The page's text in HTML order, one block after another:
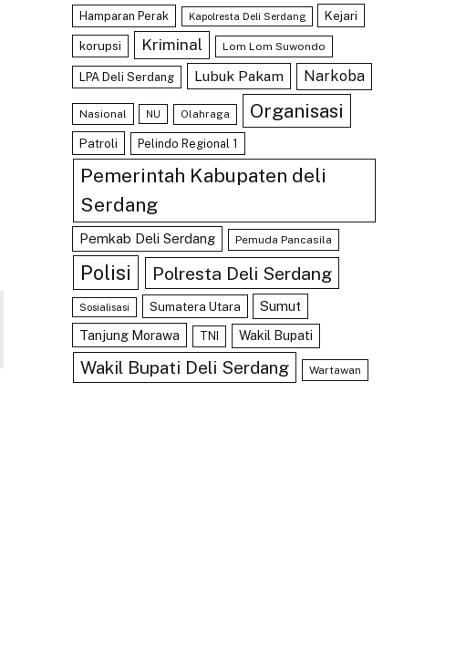
Hamparan Perak Kapolresta Deli Serdang Kejari
korupsi Kriminal Lom Lom Suwondo
LPA Deli Serdang Lubuk Pakam Narkoba
Nasional NU Olahraga Organisasi
Patroli Pelindo Regional 1
Pemerintah Kabupaten deli
Serdang
Pemkab Deli Serdang Pemuda Pancasila
Polisi Polresta Deli Serdang
Sosialisasi Sumatera Utara
Sumut
Tanjung Morawa
TNI Wakil Bupati
Wakil Bupati Deli Serdang Wartawan